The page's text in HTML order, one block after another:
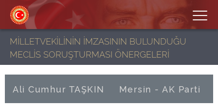
MİLLETVEKİLİNİN İMZASININ BULUNDUĞU
MECLİS SORUŞTURMASI ÖNERGELERİ
Ali Cumhur TAŞKIN Mersin - AK Parti